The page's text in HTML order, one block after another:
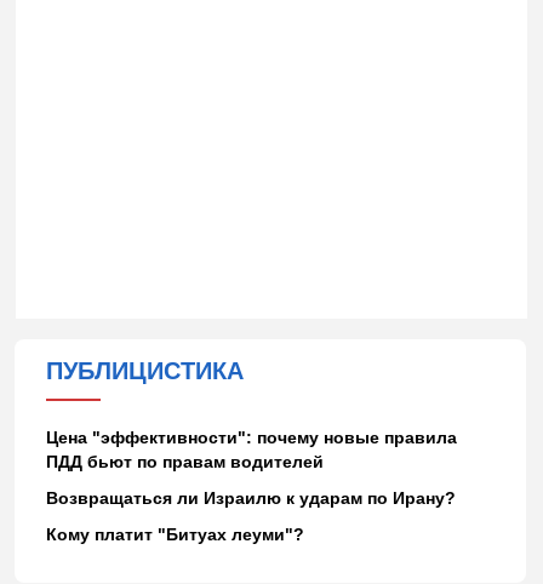
ПУБЛИЦИСТИКА
Цена "эффективности": почему новые правила
ПДД бьют по правам водителей
Возвращаться ли Израилю к ударам по Ирану?
Кому платит "Битуах леуми"?